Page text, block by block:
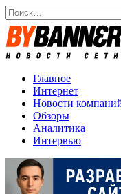
Перейти
к
содержанию
Search
for:
Главное
Интернет
Новости
Обзоры
Аналитика
Интервью